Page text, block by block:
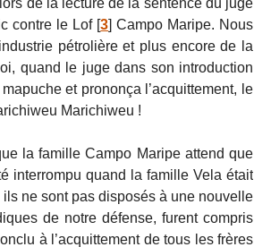
contre le Lof[3] Campo Maripe. Nous
pétrolière et plus encore de la
quand le juge dans son introduction
et prononça l’acquittement, le
Marichiweu !
la famille Campo Maripe attend que
interrompu quand la famille Vela était
ne sont pas disposés à une nouvelle
de notre défense, furent compris
à l’acquittement de tous les frères